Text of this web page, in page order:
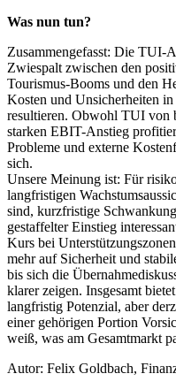
Was nun tun?
Zusammengefasst: Die TUI-
Zwiespalt zwischen den
Tourismus-Booms und den
Kosten und Unsicherheiten
resultieren. Obwohl TUI von
starken EBIT-Anstieg
Probleme und externe
sich.
Unsere Meinung ist: Für
langfristigen
sind, kurzfristige
gestaffelter Einstieg
Kurs bei
mehr auf Sicherheit und
bis sich die
klarer zeigen. Insgesamt
langfristig Potenzial, aber
einer gehörigen Portion
weiß, was am Gesamtmarkt
Autor: Felix Goldbach,